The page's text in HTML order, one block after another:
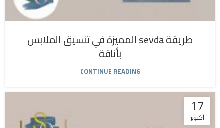
طريقة sevda المميزة في تنسيق الملابس
بأناقة
CONTINUE READING
17
أكتوبر